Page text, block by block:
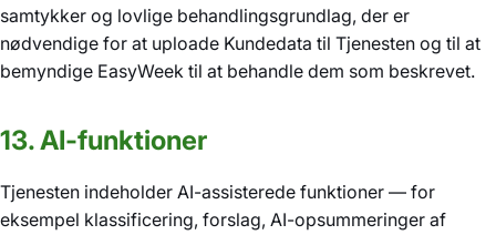
samtykker og lovlige behandlingsgrundlag, der er
nødvendige for at uploade Kundedata til Tjenesten og til at
bemyndige EasyWeek til at behandle dem som beskrevet.
13. AI-funktioner
Tjenesten indeholder AI-assisterede funktioner — for
eksempel klassificering, forslag, AI-opsummeringer af